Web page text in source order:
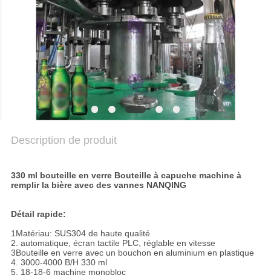
CONFIDENTIALITÉ
Description de produit
330 ml bouteille en verre Bouteille à capuche machine à
remplir la bière avec des vannes NANQING
Détail rapide:
1Matériau: SUS304 de haute qualité
2. automatique, écran tactile PLC, réglable en vitesse
3Bouteille en verre avec un bouchon en aluminium en plastique
4. 3000-4000 B/H 330 ml
5. 18-18-6 machine monobloc